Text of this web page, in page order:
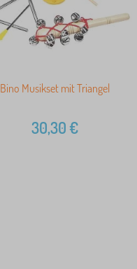
Bino Musikset mit Triangel
30,30€